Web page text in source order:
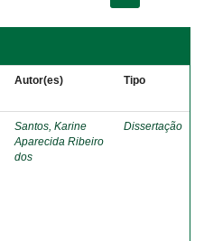
Autor(es) Tipo
Santos, Karine
Aparecida Ribeiro
dos
Dissertação